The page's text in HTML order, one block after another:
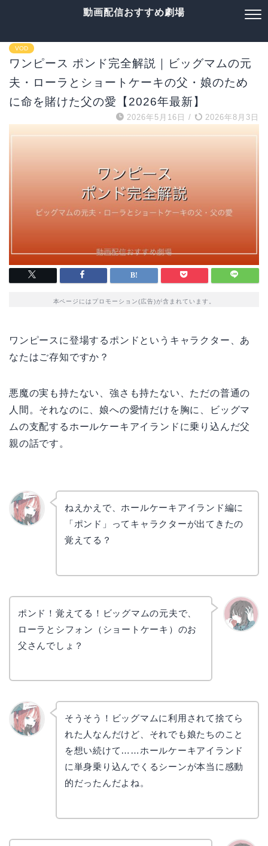
動画配信おすすめ劇場
VOD
ワンピース ポンド完全解説｜ビッグマムの元
夫・ローラとショートケーキの父・娘のため
に命を賭けた父の愛【2026年最新】
2026年5月16日 / 2026年8月3日
本ページにはプロモーション(広告)が含まれています。
ワンピースに登場するポンドというキャラクター、あ
なたはご存知ですか？
悪魔の実も持たない、強さも持たない、ただの普通の
人間。それなのに、娘への愛情だけを胸に、ビッグマ
ムの支配するホールケーキアイランドに乗り込んだ父
親の話です。
ねえかえで、ホールケーキアイランド編に
「ポンド」ってキャラクターが出てきたの
覚えてる？
ポンド！覚えてる！ビッグマムの元夫で、
ローラとシフォン（ショートケーキ）のお
父さんでしょ？
そうそう！ビッグマムに利用されて捨てら
れた人なんだけど、それでも娘たちのこと
を想い続けて……ホールケーキアイランド
に単身乗り込んでくるシーンが本当に感動
的だったんだよね。